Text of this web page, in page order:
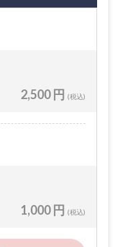
2,500 円 (税込)
1,000 円 (税込)